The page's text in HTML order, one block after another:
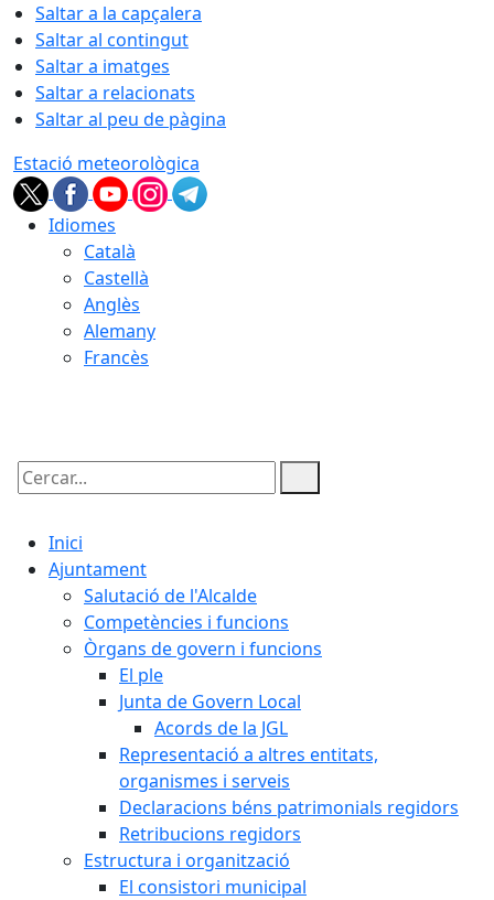
Saltar a la capçalera
Saltar al contingut
Saltar a imatges
Saltar a relacionats
Saltar al peu de pàgina
Estació meteorològica
Idiomes
Català
Castellà
Anglès
Alemany
Francès
Cercar:
Inici
Ajuntament
Salutació de l'Alcalde
Competències i funcions
Òrgans de govern i funcions
El ple
Junta de Govern Local
Acords de la JGL
Representació a altres entitats,
organismes i serveis
Declaracions béns patrimonials regidors
Retribucions regidors
Estructura i organització
El consistori municipal